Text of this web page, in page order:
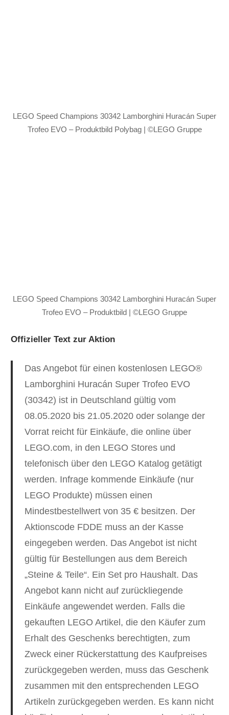
LEGO Speed Champions 30342 Lamborghini Huracán Super
Trofeo EVO – Produktbild Polybag | ©LEGO Gruppe
LEGO Speed Champions 30342 Lamborghini Huracán Super
Trofeo EVO – Produktbild | ©LEGO Gruppe
Offizieller Text zur Aktion
Das Angebot für einen kostenlosen LEGO®
Lamborghini Huracán Super Trofeo EVO
(30342) ist in Deutschland gültig vom
08.05.2020 bis 21.05.2020 oder solange der
Vorrat reicht für Einkäufe, die online über
LEGO.com, in den LEGO Stores und
telefonisch über den LEGO Katalog getätigt
werden. Infrage kommende Einkäufe (nur
LEGO Produkte) müssen einen
Mindestbestellwert von 35 € besitzen. Der
Aktionscode FDDE muss an der Kasse
eingegeben werden. Das Angebot ist nicht
gültig für Bestellungen aus dem Bereich
„Steine & Teile“. Ein Set pro Haushalt. Das
Angebot kann nicht auf zurückliegende
Einkäufe angewendet werden. Falls die
gekauften LEGO Artikel, die den Käufer zum
Erhalt des Geschenks berechtigten, zum
Zweck einer Rückerstattung des Kaufpreises
zurückgegeben werden, muss das Geschenk
zusammen mit den entsprechenden LEGO
Artikeln zurückgegeben werden. Es kann nicht